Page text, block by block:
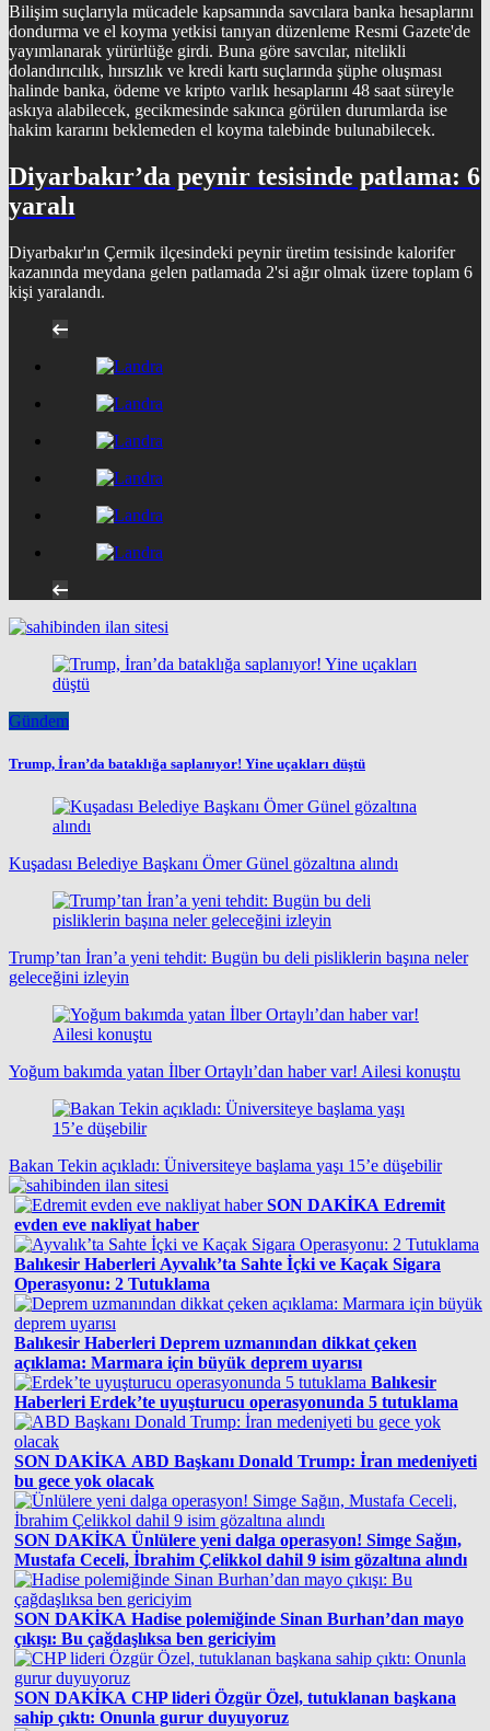
Bilişim suçlarıyla mücadele kapsamında savcılara banka hesaplarını
dondurma ve el koyma yetkisi tanıyan düzenleme Resmi Gazete'de
yayımlanarak yürürlüğe girdi. Buna göre savcılar, nitelikli
dolandırıcılık, hırsızlık ve kredi kartı suçlarında şüphe oluşması
halinde banka, ödeme ve kripto varlık hesaplarını 48 saat süreyle
askıya alabilecek, gecikmesinde sakınca görülen durumlarda ise
hakim kararını beklemeden el koyma talebinde bulunabilecek.
Diyarbakır’da peynir tesisinde patlama: 6
yaralı
Diyarbakır'ın Çermik ilçesindeki peynir üretim tesisinde kalorifer
kazanında meydana gelen patlamada 2'si ağır olmak üzere toplam 6
kişi yaralandı.
Gündem
Trump, İran’da bataklığa saplanıyor! Yine uçakları düştü
Kuşadası Belediye Başkanı Ömer Günel gözaltına alındı
Trump’tan İran’a yeni tehdit: Bugün bu deli pisliklerin başına neler
geleceğini izleyin
Yoğum bakımda yatan İlber Ortaylı’dan haber var! Ailesi konuştu
Bakan Tekin açıkladı: Üniversiteye başlama yaşı 15’e düşebilir
SON DAKİKA Edremit
evden eve nakliyat haber
Balıkesir Haberleri Ayvalık’ta Sahte İçki ve Kaçak Sigara
Operasyonu: 2 Tutuklama
Balıkesir Haberleri Deprem uzmanından dikkat çeken
açıklama: Marmara için büyük deprem uyarısı
Balıkesir
Haberleri Erdek’te uyuşturucu operasyonunda 5 tutuklama
SON DAKİKA ABD Başkanı Donald Trump: İran medeniyeti
bu gece yok olacak
SON DAKİKA Ünlülere yeni dalga operasyon! Simge Sağın,
Mustafa Ceceli, İbrahim Çelikkol dahil 9 isim gözaltına alındı
SON DAKİKA Hadise polemiğinde Sinan Burhan’dan mayo
çıkışı: Bu çağdaşlıksa ben gericiyim
SON DAKİKA CHP lideri Özgür Özel, tutuklanan başkana
sahip çıktı: Onunla gurur duyuyoruz